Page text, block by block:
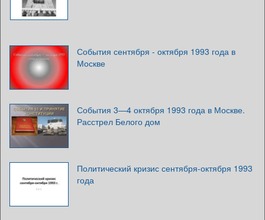
События сентября - октября 1993 года в
Москве
События 3—4 октября 1993 года в Москве.
Расстрел Белого дом
Политический кризис сентября-октября 1993
года